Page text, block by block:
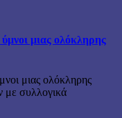
μιας ολόκληρης
μιας ολόκληρης
με συλλογικά